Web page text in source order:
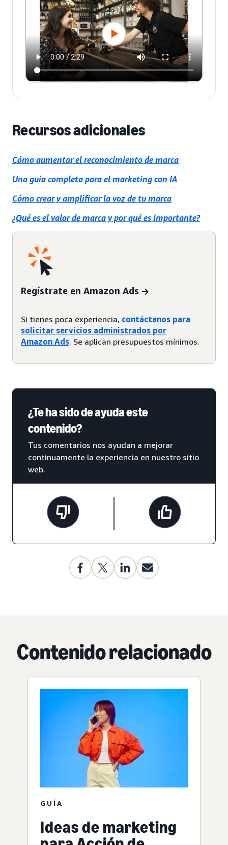
Recursos adicionales
Cómo aumentar el reconocimiento de marca
Una guía completa para el marketing con IA
Cómo crear y amplificar la voz de tu marca
¿Qué es el valor de marca y por qué es importante?
Regístrate en Amazon Ads
Si tienes poca experiencia, contáctanos para
solicitar servicios administrados por
Amazon Ads. Se aplican presupuestos mínimos.
¿Te ha sido de ayuda este
contenido?
Tus comentarios nos ayudan a mejorar
continuamente la experiencia en nuestro sitio
web.
Contenido relacionado
GUÍA
Ideas de marketing